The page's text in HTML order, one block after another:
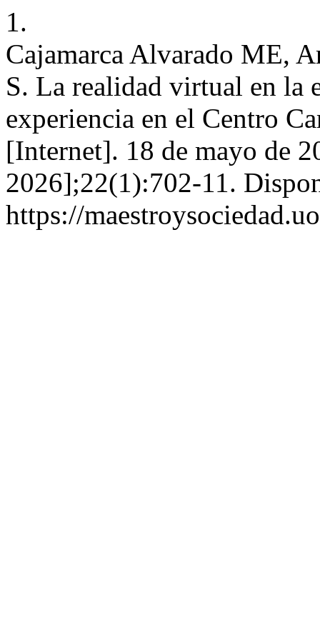
1.
Cajamarca Alvarado ME,
S. La realidad virtual en la
experiencia en el Centro
[Internet]. 18 de mayo de
2026];22(1):702-11.
https://